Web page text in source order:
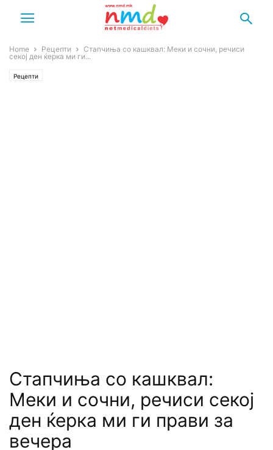
Home Рецепти
Стапчиња со кашквал: Меки и сочни, речиси
секој ден ќерка ми ги...
Рецепти
Стапчиња со кашквал:
Меки и сочни, речиси секој
ден ќерка ми ги прави за
вечера